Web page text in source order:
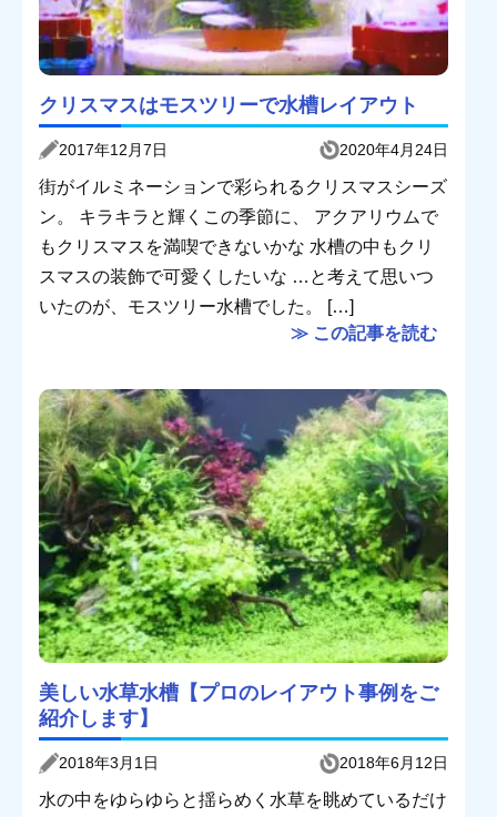
クリスマスはモスツリーで水槽レイアウト
2017年12月7日 2020年4月24日
街がイルミネーションで彩られるクリスマスシーズ
ン。 キラキラと輝くこの季節に、 アクアリウムで
もクリスマスを満喫できないかな 水槽の中もクリ
スマスの装飾で可愛くしたいな …と考えて思いつ
いたのが、モスツリー水槽でした。 […]
≫ この記事を読む
美しい水草水槽【プロのレイアウト事例をご
紹介します】
2018年3月1日 2018年6月12日
水の中をゆらゆらと揺らめく水草を眺めているだけ